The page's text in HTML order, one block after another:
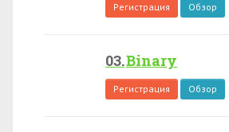
Регистрация Обзор
Binary
Регистрация Обзор